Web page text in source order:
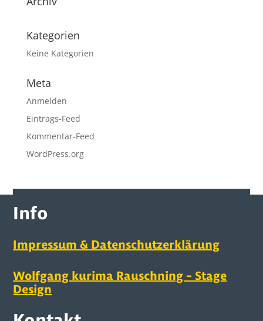
Kategorien
Keine Kategorien
Meta
Anmelden
Eintrags-Feed
Kommentar-Feed
WordPress.org
Info
Impressum & Datenschutzerklärung
Wolfgang kurima Rauschning – Stage
Design